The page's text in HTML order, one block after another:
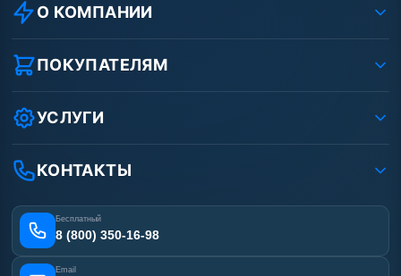
О КОМПАНИИ
О компании
Реквизиты ООО «Шоп АВД»
Защита данных клиента
Условия соглашения
Вакансии
Статьи
ПОКУПАТЕЛЯМ
Как заказать?
Оплата
Доставка
Лизинг
Получить скидку
УСЛУГИ
Ремонт АВД
Сертификаты
Наши работы
Отзывы наших клиентов
Карта сайта
КОНТАКТЫ
Бесплатный
8 (800) 350-16-98
Email